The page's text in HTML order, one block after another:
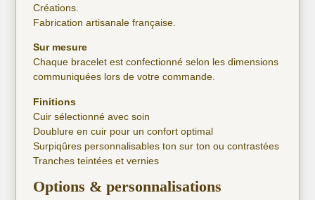
Créations.
Fabrication artisanale française.
Sur mesure
Chaque bracelet est confectionné selon les dimensions
communiquées lors de votre commande.
Finitions
Cuir sélectionné avec soin
Doublure en cuir pour un confort optimal
Surpiqûres personnalisables ton sur ton ou contrastées
Tranches teintées et vernies
Options & personnalisations